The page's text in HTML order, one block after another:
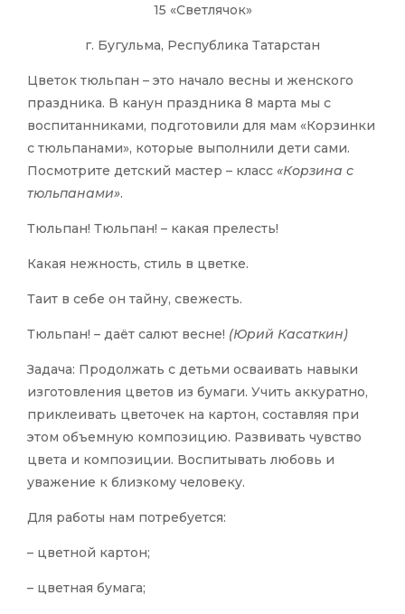
15 «Светлячок»
г. Бугульма, Республика Татарстан
Цветок тюльпан – это начало весны и женского
праздника. В канун праздника 8 марта мы с
воспитанниками, подготовили для мам «Корзинки
с тюльпанами», которые выполнили дети сами.
Посмотрите детский мастер – класс «Корзина с
тюльпанами».
Тюльпан! Тюльпан! – какая прелесть!
Какая нежность, стиль в цветке.
Таит в себе он тайну, свежесть.
Тюльпан! – даёт салют весне! (Юрий Касаткин)
Задача: Продолжать с детьми осваивать навыки
изготовления цветов из бумаги. Учить аккуратно,
приклеивать цветочек на картон, составляя при
этом объемную композицию. Развивать чувство
цвета и композиции. Воспитывать любовь и
уважение к близкому человеку.
Для работы нам потребуется:
– цветной картон;
– цветная бумага;